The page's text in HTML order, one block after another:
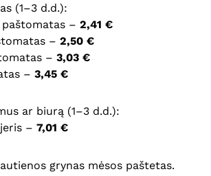
(1–3 d.d.):
paštomatas – 2,41 €
– 2,50 €
– 3,03 €
– 3,45 €
ar biurą (1–3 d.d.):
– 7,01 €
grynas mėsos paštetas.